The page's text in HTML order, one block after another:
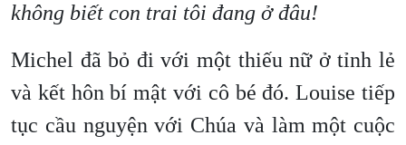
không biết con trai tôi đang ở đâu!
Michel đã bỏ đi với một thiếu nữ ở tỉnh lẻ
và kết hôn bí mật với cô bé đó. Louise tiếp
tục cầu nguyện với Chúa và làm một cuộc